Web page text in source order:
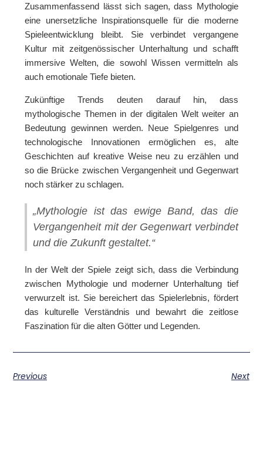
Zusammenfassend lässt sich sagen, dass Mythologie
eine unersetzliche Inspirationsquelle für die moderne
Spieleentwicklung bleibt. Sie verbindet vergangene
Kultur mit zeitgenössischer Unterhaltung und schafft
immersive Welten, die sowohl Wissen vermitteln als
auch emotionale Tiefe bieten.
Zukünftige Trends deuten darauf hin, dass
mythologische Themen in der digitalen Welt weiter an
Bedeutung gewinnen werden. Neue Spielgenres und
technologische Innovationen ermöglichen es, alte
Geschichten auf kreative Weise neu zu erzählen und
so die Brücke zwischen Vergangenheit und Gegenwart
noch stärker zu schlagen.
„Mythologie ist das ewige Band, das die
Vergangenheit mit der Gegenwart verbindet
und die Zukunft gestaltet.“
In der Welt der Spiele zeigt sich, dass die Verbindung
zwischen Mythologie und moderner Unterhaltung tief
verwurzelt ist. Sie bereichert das Spielerlebnis, fördert
das kulturelle Verständnis und bewahrt die zeitlose
Faszination für die alten Götter und Legenden.
Previous Next